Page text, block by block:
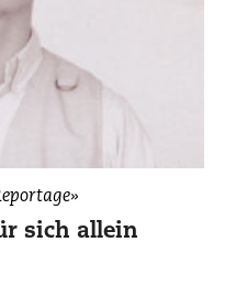
sich allein